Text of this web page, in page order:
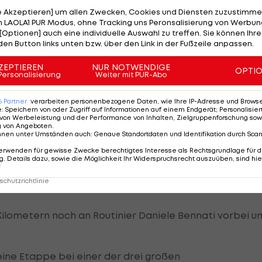
Dienstag gesichert und dabei auch vom Sturzpech
nicht auf ihn wartete und stattdessen vor allem
im Ziel über seine Rivalen geschimpft.
Rodriguez.
langen Rundkurs, der achtmal zu befahren war,
Feld ab und fuhr zeitweise einen Vorsprung von
28 Kilometer vor dem Ziel war seine Flucht dann
noch an Routinier Daniele Bennati vorbei
Etappe bei einer der drei großen
Akzeptieren] um allen Zwecken, Cookies und Diensten
PUR Modus, ohne Tracking uns Peronsalisierung von
auch eine individuelle Auswahl zu treffen. Sie können
Button links unten bzw. über den Link in der Fußzeile anpassen.
NUR NOTWENDIGE
Weiter mit PUR-Abo
Partner verarbeiten personenbezogene Daten, wie Ihre IP-Adresse und
: Speichern von oder Zugriff auf Informationen auf einem Endgerät;
Werbeleistung und der Performance von Inhalten, Zielgruppenforschung
von Angeboten.
unter Umständen auch: Genaue Standortdaten und Identifikation durch
für gewisse Zwecke berechtigtes Interesse als Rechtsgrundlage für
Details dazu, sowie die Möglichkeit Ihr Widerspruchsrecht auszuüben, sind